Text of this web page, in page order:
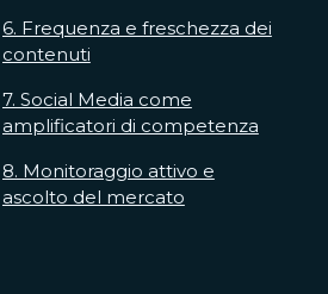
6. Frequenza e freschezza dei
contenuti
7. Social Media come
amplificatori di competenza
8. Monitoraggio attivo e
ascolto del mercato